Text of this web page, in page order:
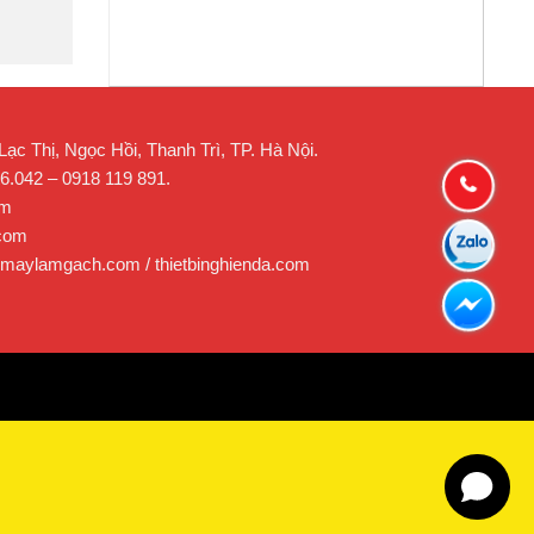
Thị, Ngọc Hồi, Thanh Trì, TP. Hà Nội.
– 0918 119 891.
/ thietbinghienda.com